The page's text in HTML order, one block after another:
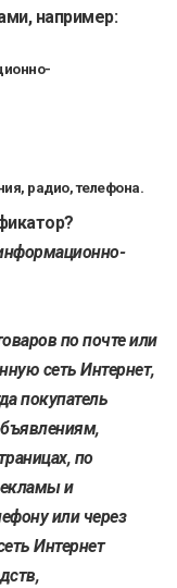
например:
радио, телефона.
по почте или
сеть Интернет,
покупатель
по
и
или через
Интернет